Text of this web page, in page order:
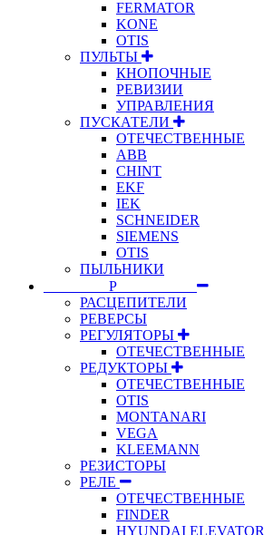
FERMATOR
KONE
OTIS
ПУЛЬТЫ
КНОПОЧНЫЕ
РЕВИЗИИ
УПРАВЛЕНИЯ
ПУСКАТЕЛИ
ОТЕЧЕСТВЕННЫЕ
ABB
CHINT
EKF
IEK
SCHNEIDER
SIEMENS
OTIS
ПЫЛЬНИКИ
⠀⠀⠀⠀⠀⠀Р⠀⠀⠀⠀⠀⠀⠀
РАСЦЕПИТЕЛИ
РЕВЕРСЫ
РЕГУЛЯТОРЫ
ОТЕЧЕСТВЕННЫЕ
РЕДУКТОРЫ
ОТЕЧЕСТВЕННЫЕ
OTIS
MONTANARI
VEGA
KLEEMANN
РЕЗИСТОРЫ
РЕЛЕ
ОТЕЧЕСТВЕННЫЕ
FINDER
HYUNDAI ELEVATOR